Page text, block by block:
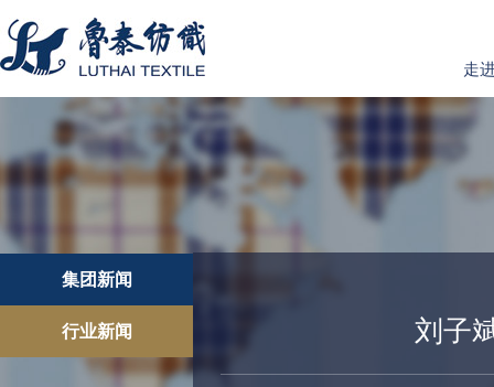
走
集团新闻
行业新闻 刘子